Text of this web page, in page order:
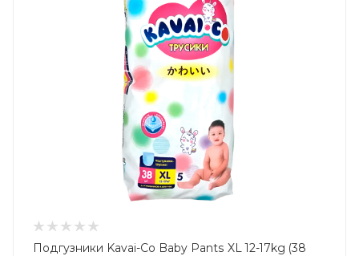
Подгузники Kavai-Co Baby Pants XL 12-17kg (38